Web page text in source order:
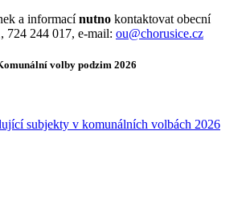
a informacínutno kontaktovat obecní
724 244 017, e-mail: ou@chorusice.cz
volby podzim 2026
subjekty v komunálních volbách 2026